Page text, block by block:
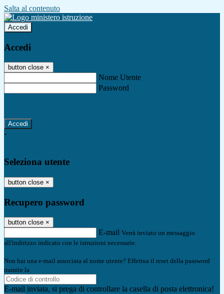
Salta al contenuto
Accedi
Accedi
button close ×
Nome Utente
Password
-
Seleziona utente
button close ×
Recupero password
button close ×
E-mail Verrà inviato un messaggio
all'indirizzo indicato con le istruzioni necessarie.
Non hai una e-mail associata al nome utente? Effettua il reset della password
tramite la
E-mail inviata, si prega di controllare la casella di posta elettronica!